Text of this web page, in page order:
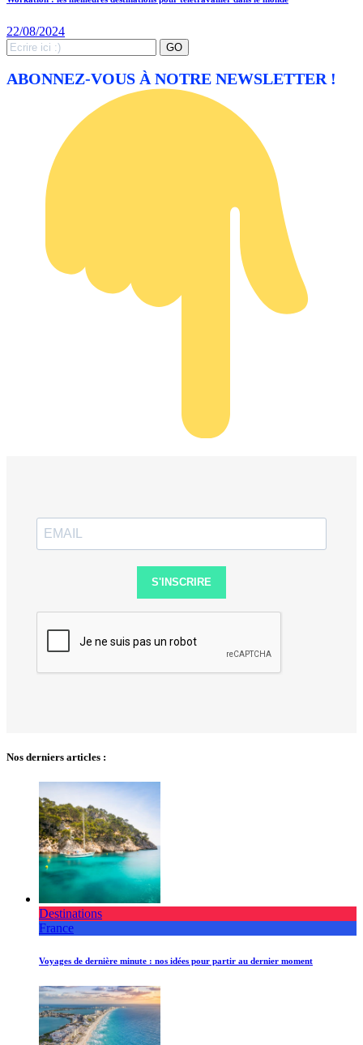
22/08/2024
Search
for:
GO
ABONNEZ-VOUS À NOTRE NEWSLETTER !
S'INSCRIRE
Nos derniers articles :
Destinations
France
Voyages de dernière minute : nos idées pour partir au dernier moment